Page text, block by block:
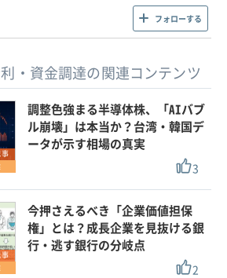
フォローする
・資金調達の関連コンテンツ
調整色強まる半導体株、「AIバブ
ル崩壊」は本当か？台湾・韓国デ
ータが示す相場の真実
3
今押さえるべき「企業価値担保
権」とは？成長企業を見抜ける銀
行・逃す銀行の分岐点
2